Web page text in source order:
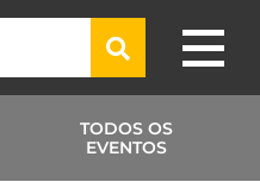
TODOS OS
EVENTOS